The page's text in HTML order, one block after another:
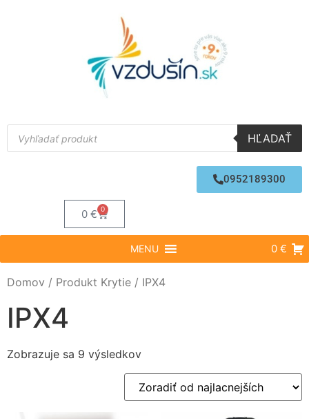
HĽADAŤ
0952189300
0€ 0
MENU 0 €
Domov / Produkt Krytie / IPX4
IPX4
Zobrazuje sa 9 výsledkov